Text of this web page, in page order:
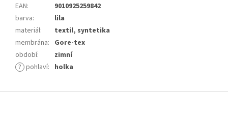
EAN:
9010925259842
barva:
lila
materiál:
textil, syntetika
membrána: Gore-tex
období:
zimní
? pohlaví: holka